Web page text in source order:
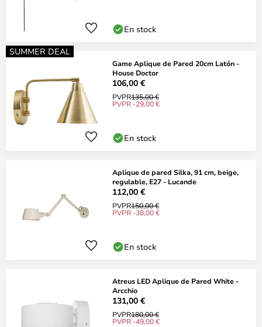
En stock
SUMMER DEAL
Game Aplique de Pared 20cm Latón -
House Doctor
106,00 €
PVPR135,00 €
PVPR -29,00 €
En stock
Aplique de pared Silka, 91 cm, beige,
regulable, E27 - Lucande
112,00 €
PVPR150,00 €
PVPR -38,00 €
En stock
Atreus LED Aplique de Pared White -
Arcchio
131,00 €
PVPR180,00 €
PVPR -49,00 €